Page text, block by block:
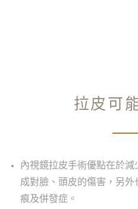
拉皮可
內視鏡拉皮手術優點在於
成對臉、頭皮的傷害，另
痕及併發症。